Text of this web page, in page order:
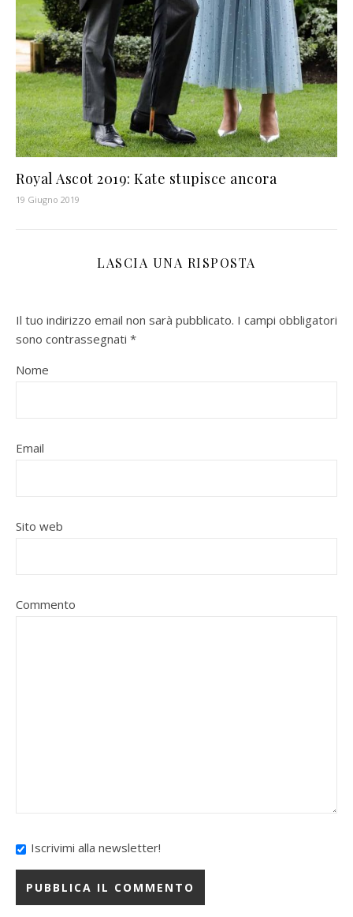
Royal Ascot 2019: Kate stupisce ancora
19 Giugno 2019
LASCIA UNA RISPOSTA
Il tuo indirizzo email non sarà pubblicato. I campi obbligatori
sono contrassegnati *
Nome
Email
Sito web
Commento
Iscrivimi alla newsletter!